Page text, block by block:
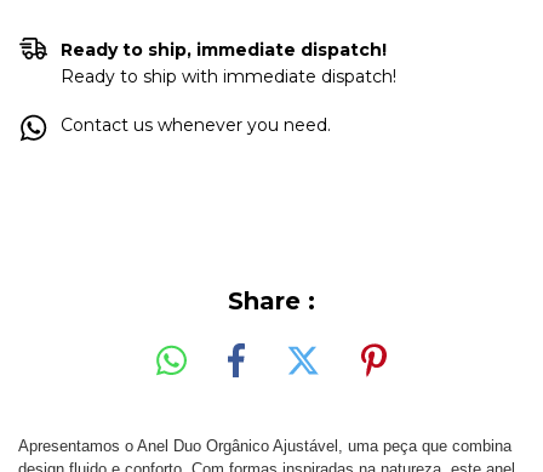
Ready to ship, immediate dispatch!
Ready to ship with immediate dispatch!
Contact us whenever you need.
Share :
Apresentamos o Anel Duo Orgânico Ajustável, uma peça que combina
design fluido e conforto. Com formas inspiradas na natureza, este anel